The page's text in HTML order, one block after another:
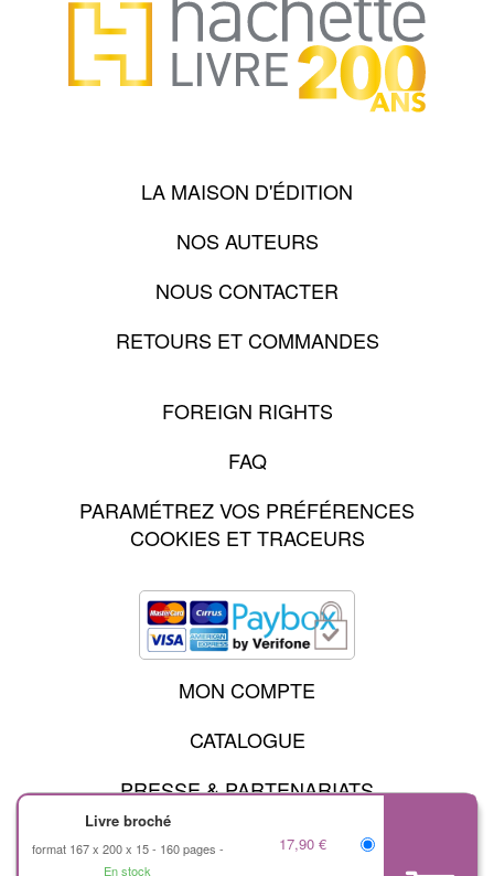
Livre broché
format 167 x 200 x 15
160 pages
En stock
17,90 €
LA MAISON D'ÉDITION
NOS AUTEURS
NOUS CONTACTER
RETOURS ET COMMANDES
FOREIGN RIGHTS
FAQ
PARAMÉTREZ VOS PRÉFÉRENCES
COOKIES ET TRACEURS
MON COMPTE
CATALOGUE
PRESSE & PARTENARIATS